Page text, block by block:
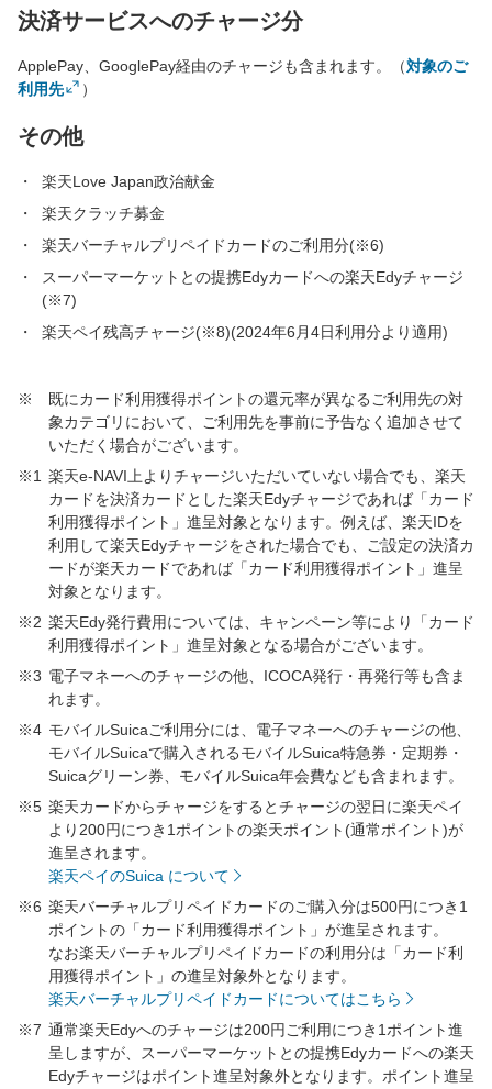
決済サービスへのチャージ分
ApplePay、GooglePay経由のチャージも含まれます。（対象のご
利用先
）
その他
楽天Love Japan政治献金
楽天クラッチ募金
楽天バーチャルプリペイドカードのご利用分(※6)
スーパーマーケットとの提携Edyカードへの楽天Edyチャージ
(※7)
楽天ペイ残高チャージ(※8)(2024年6月4日利用分より適用)
※
既にカード利用獲得ポイントの還元率が異なるご利用先の対
象カテゴリにおいて、ご利用先を事前に予告なく追加させて
いただく場合がございます。
※1 楽天e-NAVI上よりチャージいただいていない場合でも、楽天
カードを決済カードとした楽天Edyチャージであれば「カード
利用獲得ポイント」進呈対象となります。例えば、楽天IDを
利用して楽天Edyチャージをされた場合でも、ご設定の決済カ
ードが楽天カードであれば「カード利用獲得ポイント」進呈
対象となります。
※2 楽天Edy発行費用については、キャンペーン等により「カード
利用獲得ポイント」進呈対象となる場合がございます。
※3 電子マネーへのチャージの他、ICOCA発行・再発行等も含ま
れます。
※4 モバイルSuicaご利用分には、電子マネーへのチャージの他、
モバイルSuicaで購入されるモバイルSuica特急券・定期券・
Suicaグリーン券、モバイルSuica年会費なども含まれます。
※5 楽天カードからチャージをするとチャージの翌日に楽天ペイ
より200円につき1ポイントの楽天ポイント(通常ポイント)が
進呈されます。
楽天ペイのSuica について
※6 楽天バーチャルプリペイドカードのご購入分は500円につき1
ポイントの「カード利用獲得ポイント」が進呈されます。
なお楽天バーチャルプリペイドカードの利用分は「カード利
用獲得ポイント」の進呈対象外となります。
楽天バーチャルプリペイドカードについてはこちら
※7 通常楽天Edyへのチャージは200円ご利用につき1ポイント進
呈しますが、スーパーマーケットとの提携Edyカードへの楽天
Edyチャージはポイント進呈対象外となります。ポイント進呈